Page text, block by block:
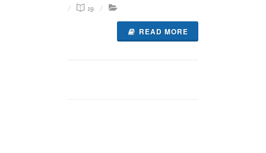
19
READ MORE